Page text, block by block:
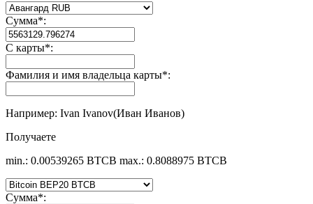
Сумма*:
С карты*:
Фамилия и имя владельца карты*:
Например: Ivan Ivanov(Иван Иванов)
Получаете
min.: 0.00539265 BTCB max.: 0.8088975 BTCB
Сумма*: